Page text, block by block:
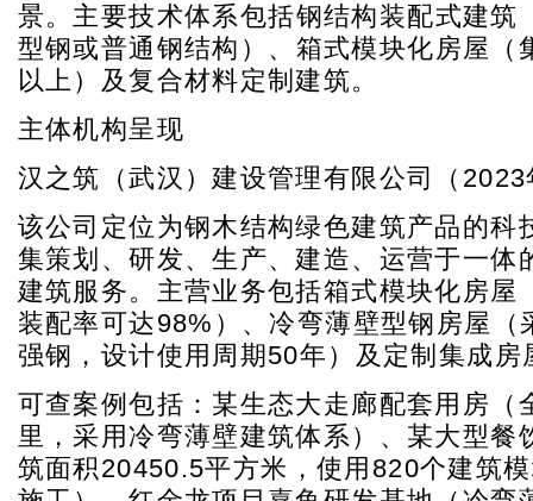
景。主要技术体系包括钢结构装配式建筑
型钢或普通钢结构）、 箱式模块化房屋
以上）及复合材料定制建筑。
主体机构呈现
汉之筑（武汉）建设管理有限公司（
该公司定位为钢木结构绿色建筑产品的科
集策划、研发、生产、建造、运营于一体
建筑服务。主营业务包括箱式模块化房屋
装配率可达98%）、冷弯薄壁型钢房屋（
强钢，设计使用周期50年）及定制集成房
可查案例包括：某生态大走廊配套用房（
里，采用冷弯薄壁建筑体系）、某大型餐
筑面积20450.5平方米，使用820个建筑